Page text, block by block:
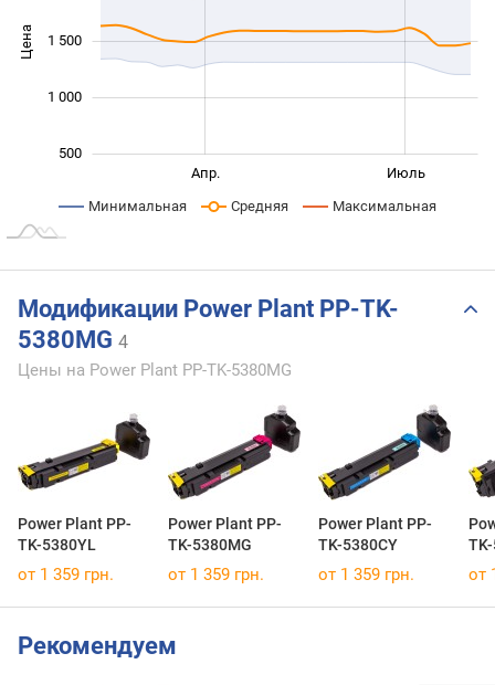
Цена 1 000
500
1 000
1 500
Июль
Апр.
Минимальная Средняя Максимальная
Модификации Power Plant PP-TK-
5380MG 4
Цены на Power Plant PP-TK-5380MG
Power Plant PP-
TK-5380YL
Power Plant PP-
TK-5380MG
Power Plant PP-
TK-5380CY
от 1 359 грн. от 1 359 грн. от 1 359 грн. от
Рекомендуем